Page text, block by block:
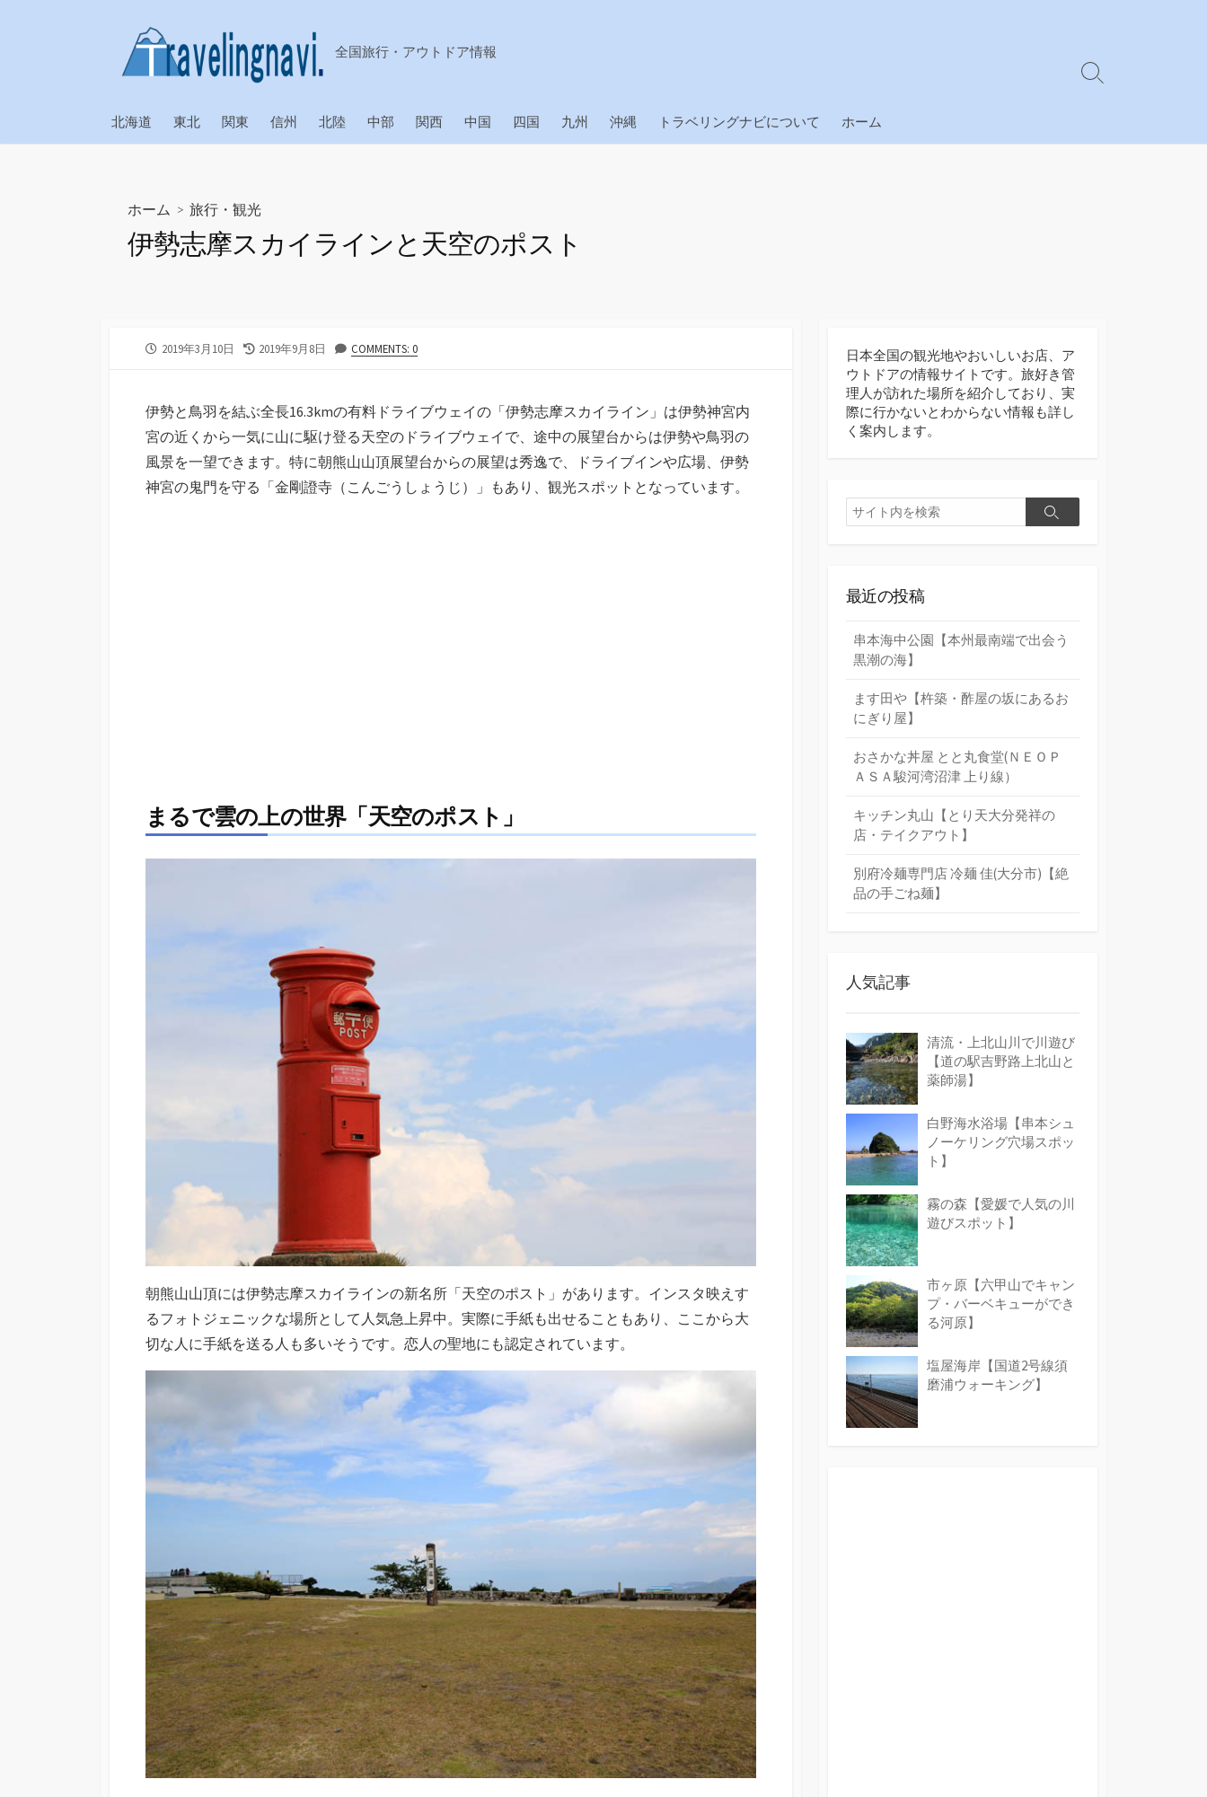
ス
全国旅行・アウトドア情報
北海道 東北 関東 信州 北陸 中部 関西 中国 四国 九州 沖縄 トラベリングナビについて ホーム
検
ホーム > 旅行・観光
伊勢志摩スカイラインと天空のポスト
公
2019年3月10日
最
日
2019年9月8日 COMMENTS: 0
伊勢と鳥羽を結ぶ全長16.3kmの有料ドライブウェイの「伊勢志摩スカイライン」は伊勢神宮内
宮の近くから一気に山に駆け登る天空のドライブウェイで、途中の展望台からは伊勢や鳥羽の
風景を一望できます。特に朝熊山山頂展望台からの展望は秀逸で、ドライブインや広場、伊勢
神宮の鬼門を守る「金剛證寺（こんごうしょうじ）」もあり、観光スポットとなっています。
まるで雲の上の世界「天空のポスト」
朝熊山山頂には伊勢志摩スカイラインの新名所「天空のポスト」があります。インスタ映えす
るフォトジェニックな場所として人気急上昇中。実際に手紙も出せることもあり、ここから大
切な人に手紙を送る人も多いそうです。恋人の聖地にも認定されています。
日本全国の観光地やおいしいお店、ア
ウトドアの情報サイトです。旅好き管
理人が訪れた場所を紹介しており、実
際に行かないとわからない情報も詳し
く案内します。
検
索
検
最近の投稿
串本海中公園【本州最南端で出会う
黒潮の海】
ます田や【杵築・酢屋の坂にあるお
にぎり屋】
おさかな丼屋 とと丸食堂(ＮＥＯＰ
ＡＳＡ駿河湾沼津 上り線）
キッチン丸山【とり天大分発祥の
店・テイクアウト】
別府冷麺専門店 冷麺 佳(大分市)【絶
品の手ごね麺】
人気記事
清流・上北山川で川遊び
【道の駅吉野路上北山と
薬師湯】
白野海水浴場【串本シュ
ノーケリング穴場スポッ
ト】
霧の森【愛媛で人気の川
遊びスポット】
市ヶ原【六甲山でキャン
プ・バーベキューができ
る河原】
塩屋海岸【国道2号線須
磨浦ウォーキング】